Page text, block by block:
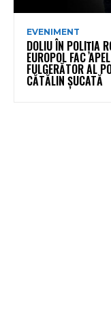
EVENIMENT
DOLIU ÎN POLIȚIA
EUROPOL FAC
FULGERĂTOR AL
CĂTĂLIN ȘUCATĂ